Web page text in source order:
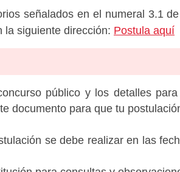
señalados en el numeral 3.1
la siguiente dirección: Postula aquí
público y los detalles
documento para que tu
se debe realizar en las